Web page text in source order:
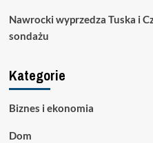
Nawrocki wyprzedza Tuska i
sondażu
Kategorie
Biznes i ekonomia
Dom